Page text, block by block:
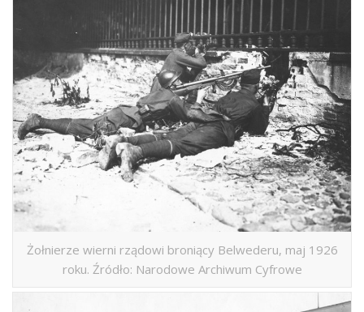
Żołnierze wierni rządowi broniący Belwederu, maj 1926
roku. Źródło: Narodowe Archiwum Cyfrowe